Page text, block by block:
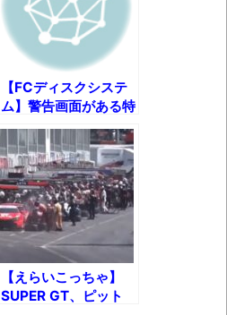
【FCディスクシステ
ム】警告画面がある特
別なソフト4選
【えらいこっちゃ】
SUPER GT、ピット